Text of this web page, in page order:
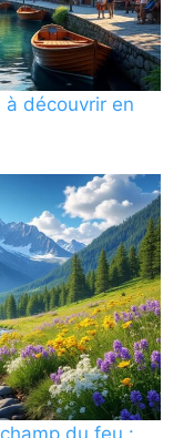
à découvrir en
du feu :